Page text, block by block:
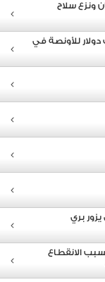
ونزع سلاح
الذهب إلى 5 آلاف دولار للأونصة في
بري
الانقطاع